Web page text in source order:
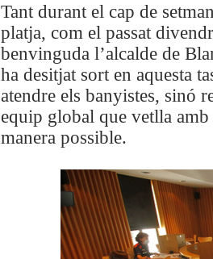
Tant durant el cap de
platja, com el passat
benvinguda l’alcalde de
ha desitjat sort en aquesta
atendre els banyistes, sinó
equip global que vetlla
manera possible.